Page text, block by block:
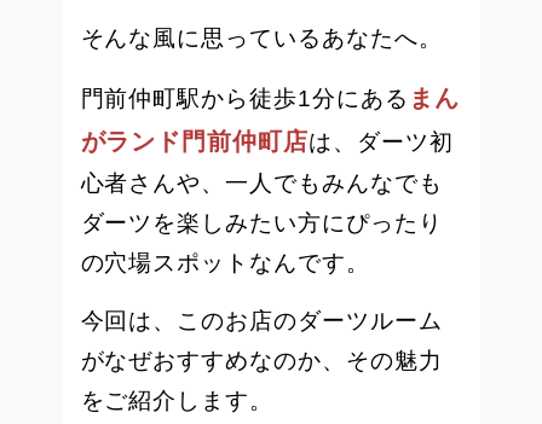
そんな風に思っているあなたへ。
門前仲町駅から徒歩1分にある まん
がランド門前仲町店は、ダーツ初
心者さんや、一人でもみんなでも
ダーツを楽しみたい方にぴったり
の穴場スポットなんです。
今回は、このお店のダーツルーム
がなぜおすすめなのか、その魅力
をご紹介します。